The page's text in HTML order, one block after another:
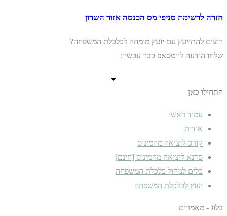
חזרה לרשימת סניפי מס הכנסה אזור השרון
רוצים להתייעץ עם יועץ מומחה לכלכלת המשפחה?
שלחו הודעה לווטסאפ כבר עכשיו:
התחילו כאן
עמוד ראשי
אודות
קורס ליציאה מהמינוס
סדנא ליציאה מהמינוס [חינם]
כלים לניהול כלכלת המשפחה
יעוץ לכלכלת המשפחה
בלוג - מאמרים